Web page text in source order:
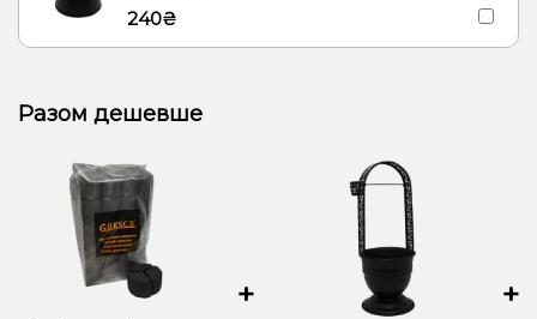
240₴
Разом дешевше
+ +